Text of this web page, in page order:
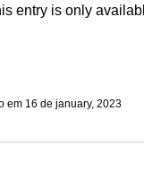
entry is only
16 de january, 2023